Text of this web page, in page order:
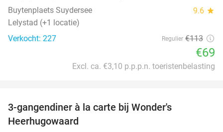
Buytenplaets Suydersee 9.6 star
Lelystad (+1 locatie)
Verkocht: 227
Regulier €113
€69
Excl. ca. €3,10 p.p.p.n. toeristenbelasting
3-gangendiner à la carte bij Wonder's
Heerhugowaard